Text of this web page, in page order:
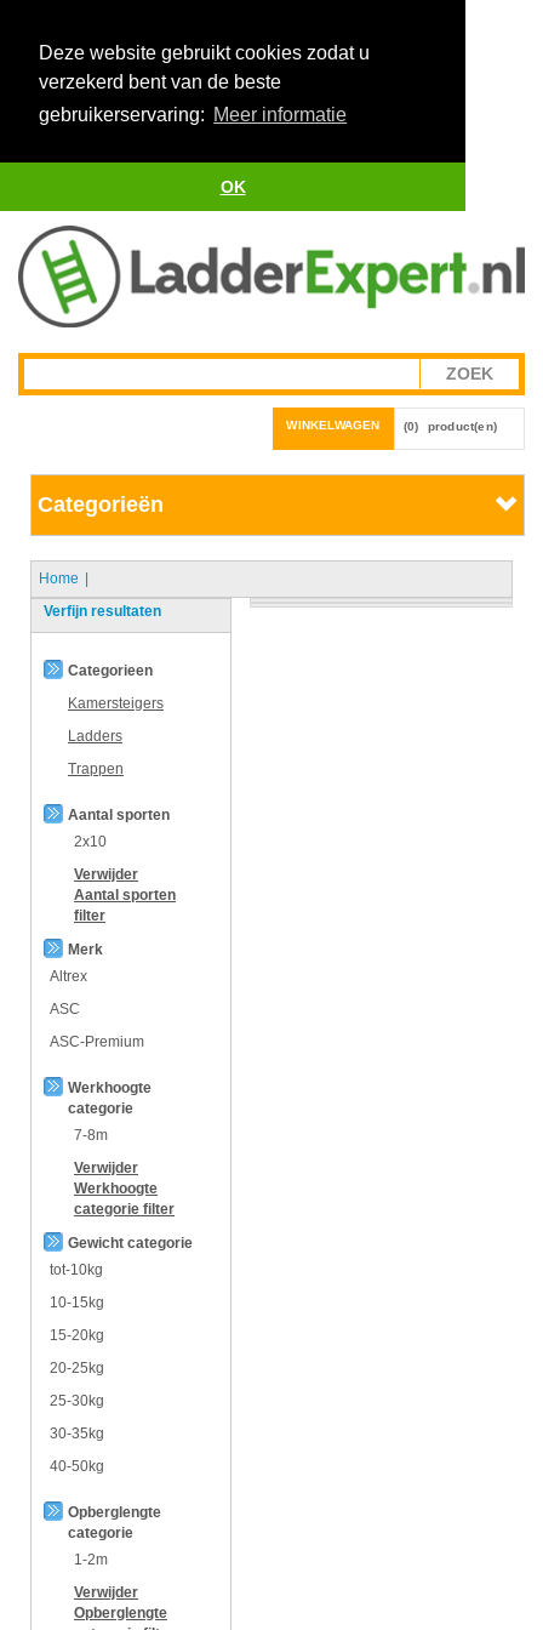
Deze website gebruikt cookies zodat u
verzekerd bent van de beste
gebruikerservaring: Meer informatie
OK
WINKELWAGEN (0) product(en)
Categorieën
Home
Verfijn resultaten
Categorieen
Kamersteigers
Ladders
Trappen
Aantal sporten
2x10
Verwijder
Aantal sporten
filter
Merk
Altrex
ASC
ASC-Premium
Werkhoogte
categorie
7-8m
Verwijder
Werkhoogte
categorie filter
Gewicht categorie
tot-10kg
10-15kg
15-20kg
20-25kg
25-30kg
30-35kg
40-50kg
Opberglengte
categorie
1-2m
Verwijder
Opberglengte